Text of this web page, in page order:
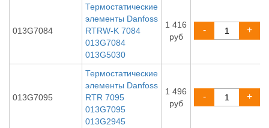
013G7084
Термостатические
элементы Danfoss
RTRW-K 7084
013G7084
013G5030
1 416
руб
- +
013G7095
Термостатические
элементы Danfoss
RTR 7095
013G7095
013G2945
1 496
руб
- +